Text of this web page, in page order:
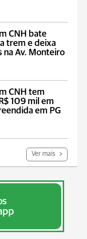
CNH bate
trem e deixa
na Av. Monteiro
CNH tem
109 mil em
em PG
Ver mais